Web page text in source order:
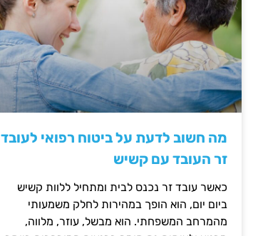
מה חשוב לדעת על ביטוח רפואי לעובד
זר העובד עם קשיש
כאשר עובד זר נכנס לבית ומתחיל ללוות קשיש
ביום יום, הוא הופך במהירות לחלק משמעותי
מהמרחב המשפחתי. הוא מבשל, עוזר, מלווה,